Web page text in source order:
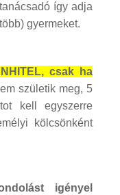
így adja
gyermeket.
csak ha
születik meg, 5
kell egyszerre
kölcsönként
igényel